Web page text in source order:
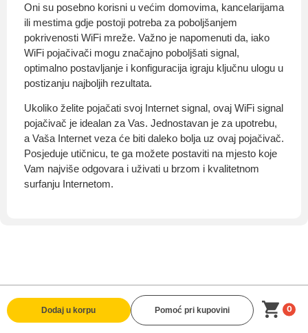
Oni su posebno korisni u većim domovima, kancelarijama
ili mestima gdje postoji potreba za poboljšanjem
pokrivenosti WiFi mreže. Važno je napomenuti da, iako
WiFi pojačivači mogu značajno poboljšati signal,
optimalno postavljanje i konfiguracija igraju ključnu ulogu u
postizanju najboljih rezultata.
Ukoliko želite pojačati svoj Internet signal, ovaj WiFi signal
pojačivač je idealan za Vas. Jednostavan je za upotrebu,
a Vaša Internet veza će biti daleko bolja uz ovaj pojačivač.
Posjeduje utičnicu, te ga možete postaviti na mjesto koje
Vam najviše odgovara i uživati u brzom i kvalitetnom
surfanju Internetom.
Dodaj u korpu Pomoć pri kupovini 0